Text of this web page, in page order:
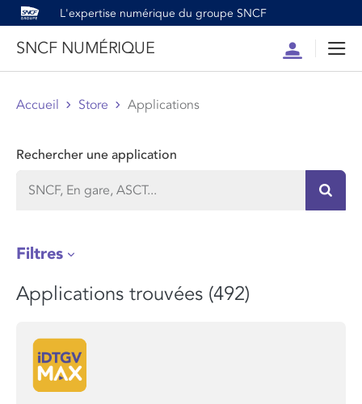
L'expertise numérique du groupe SNCF
SNCF NUMÉRIQUE
Compte
Accueil Store Applications
Rechercher une application
Filtres
Applications trouvées (492)